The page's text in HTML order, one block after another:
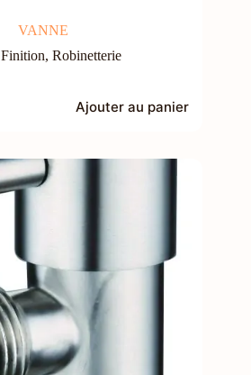
VANNE
Finition,Robinetterie
Ajouter au panier